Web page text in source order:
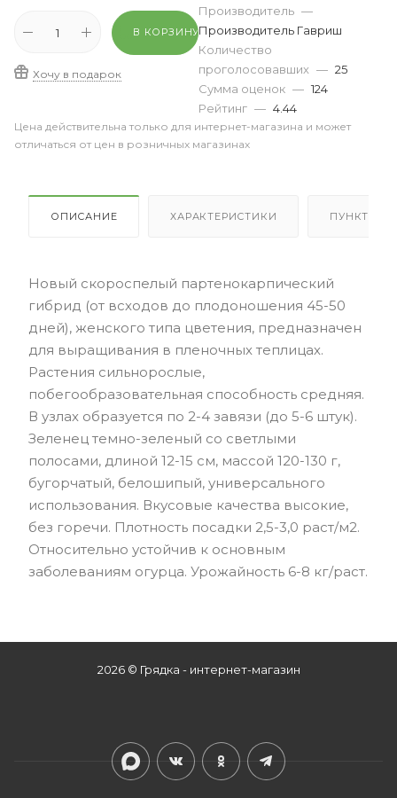
В КОРЗИНУ
Хочу в подарок
Производитель —
Производитель Гавриш
Количество
проголосовавших — 25
Сумма оценок — 124
Рейтинг — 4.44
Цена действительна только для интернет-магазина и может
отличаться от цен в розничных магазинах
ОПИСАНИЕ ХАРАКТЕРИСТИКИ ПУНКТЫ
Новый скороспелый партенокарпический
гибрид (от всходов до плодоношения 45-50
дней), женского типа цветения, предназначен
для выращивания в пленочных теплицах.
Растения сильнорослые,
побегообразовательная способность средняя.
В узлах образуется по 2-4 завязи (до 5-6 штук).
Зеленец темно-зеленый со светлыми
полосами, длиной 12-15 см, массой 120-130 г,
бугорчатый, белошипый, универсального
использования. Вкусовые качества высокие,
без горечи. Плотность посадки 2,5-3,0 раст/м2.
Относительно устойчив к основным
заболеваниям огурца. Урожайность 6-8 кг/раст.
2026 © Грядка - интернет-магазин